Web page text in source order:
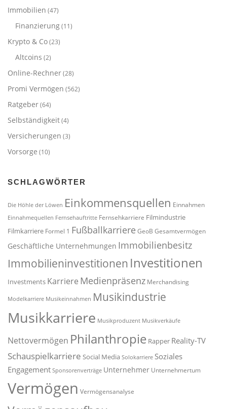
Immobilien (47)
Finanzierung(11)
Krypto & Co(23)
Altcoins (2)
Online-Rechner(28)
Promi Vermögen (562)
Ratgeber(64)
Selbständigkeit(4)
Versicherungen (3)
Vorsorge (10)
SCHLAGWÖRTER
Die Höhle der Löwen Einkommensquellen Einnahmen
Einnahmequellen Fernsehauftritte Fernsehkarriere Filmindustrie
Filmkarriere Formel 1 Fußballkarriere GeoB Gesamtvermögen
Geschäftliche Unternehmungen Immobilienbesitz
Immobilieninvestitionen Investitionen
Investments Karriere Medienpräsenz Merchandising
Modelkarriere Musikeinnahmen Musikindustrie
Musikkarriere Musikproduzent Musikverkäufe
Nettovermögen Philanthropie Rapper Reality-TV
Schauspielkarriere Social Media Solokarriere Soziales
Engagement Sponsorenverträge Unternehmer Unternehmertum
Vermögen Vermögensanalyse